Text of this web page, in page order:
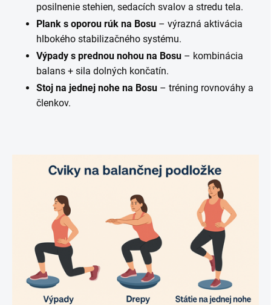
posilnenie stehien, sedacích svalov a stredu tela.
Plank s oporou rúk na Bosu – výrazná aktivácia
hlbokého stabilizačného systému.
Výpady s prednou nohou na Bosu – kombinácia
balans + sila dolných končatín.
Stoj na jednej nohe na Bosu – tréning rovnováhy a
členkov.